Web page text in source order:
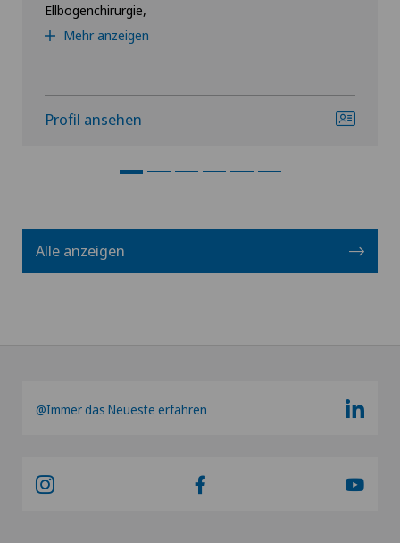
Ellbogenchirurgie,
Mehr anzeigen
Profil ansehen
Alle anzeigen
@Immer das Neueste erfahren